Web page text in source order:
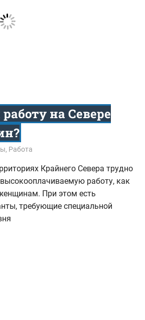
на Севере
, Работа
Крайнего Севера трудно
работу, как
При этом есть
требующие специальной